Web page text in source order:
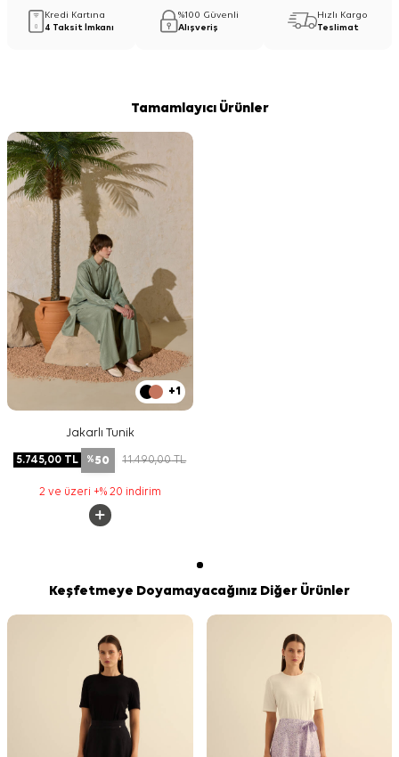
Kredi Kartına
4 Taksit İmkanı
%100 Güvenli
Alışveriş
Hızlı Kargo
Teslimat
Tamamlayıcı Ürünler
+1
Jakarlı Tunik
5.745,00 TL %50 11.490,00TL
2 ve üzeri +% 20 indirim
Keşfetmeye Doyamayacağınız Diğer Ürünler